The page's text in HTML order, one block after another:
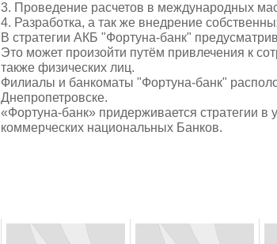
3. Проведение расчетов в международных
4. Разработка, а так же внедрение
В стратегии АКБ "Фортуна-банк"
Это может произойти путём привлечения к
также физических лиц.
Филиалы и банкоматы "Фортуна-банк"
Днепропетровске.
«Фортуна-банк» придерживается стратегии
коммерческих национальных Банков.